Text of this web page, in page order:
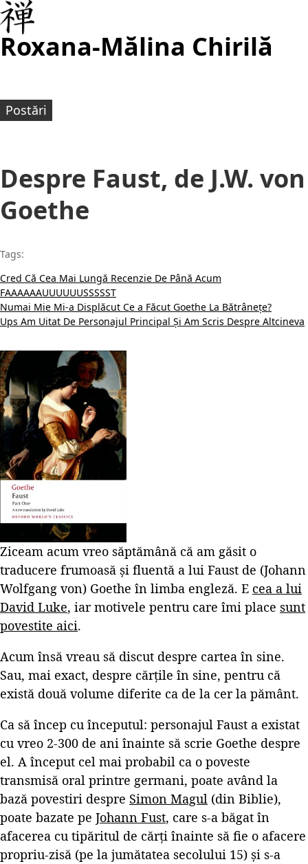
Roxana-Mălina Chirilă
Postări
Despre Faust, de J.W. von
Goethe
Tags:
Cred Că Cea Mai Lungă Recenzie De Până Acum
FAAAAAAUUUUUUSSSSST
Numai Mie Mi-a Displăcut Ce a Făcut Goethe La Bătrânețe?
Ups Am Uitat De Personajul Principal Și Am Scris Despre Altcineva
Ziceam acum vreo săptămână că am găsit o
traducere frumoasă și fluentă a lui Faust de (Johann
Wolfgang von) Goethe în limba engleză. E cea a lui
David Luke, iar motivele pentru care îmi place sunt
povestite aici.
Acum însă vreau să discut despre cartea în sine.
Sau, mai exact, despre cărțile în sine, pentru că
există două volume diferite ca de la cer la pământ.
Ca să încep cu începutul: personajul Faust a existat
cu vreo 2-300 de ani înainte să scrie Goethe despre
el. A început cel mai probabil ca o poveste
transmisă oral printre germani, poate având la
bază povestiri despre Simon Magul (din Biblie),
poate bazate pe Johann Fust, care s-a băgat în
afacerea cu tipăritul de cărți înainte să fie o afacere
propriu-zisă (pe la jumătatea secolului 15) și s-a